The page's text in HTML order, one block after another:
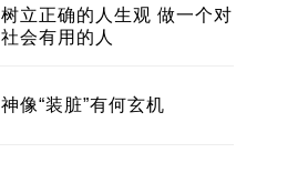
树立正确的人生观 做一个对
社会有用的人
神像“装脏”有何玄机